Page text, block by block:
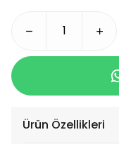
Ürün Özellikleri